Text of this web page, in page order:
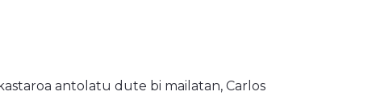
antolatu dute bi mailatan, Carlos